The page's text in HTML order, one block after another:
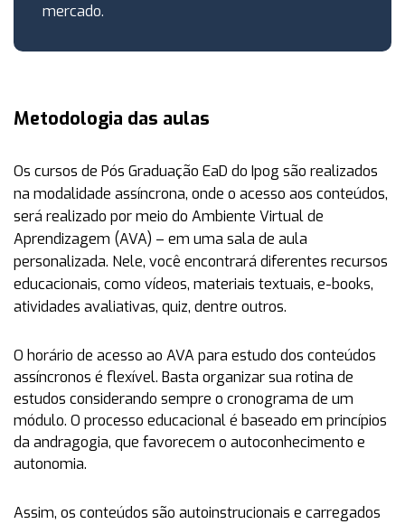
mercado.
Metodologia das aulas
Os cursos de Pós Graduação EaD do Ipog são realizados
na modalidade assíncrona, onde o acesso aos conteúdos,
será realizado por meio do Ambiente Virtual de
Aprendizagem (AVA) – em uma sala de aula
personalizada. Nele, você encontrará diferentes recursos
educacionais, como vídeos, materiais textuais, e-books,
atividades avaliativas, quiz, dentre outros.
O horário de acesso ao AVA para estudo dos conteúdos
assíncronos é flexível. Basta organizar sua rotina de
estudos considerando sempre o cronograma de um
módulo. O processo educacional é baseado em princípios
da andragogia, que favorecem o autoconhecimento e
autonomia.
Assim, os conteúdos são autoinstrucionais e carregados